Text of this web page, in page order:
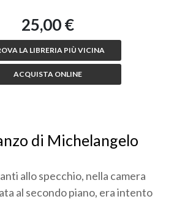
25,00 €
LA LIBRERIA PIÙ VICINA
ACQUISTA ONLINE
di Michelangelo
allo specchio, nella camera
al secondo piano, era intento